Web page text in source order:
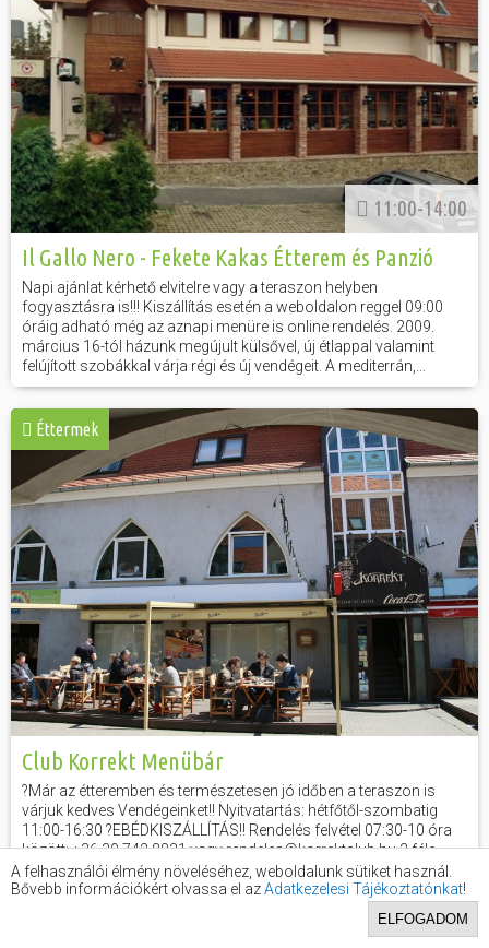
11:00-14:00
Il Gallo Nero - Fekete Kakas Étterem és Panzió
Napi ajánlat kérhető elvitelre vagy a teraszon helyben
fogyasztásra is!!! Kiszállítás esetén a weboldalon reggel 09:00
óráig adható még az aznapi menüre is online rendelés. 2009.
március 16-tól házunk megújult külsővel, új étlappal valamint
felújított szobákkal várja régi és új vendégeit. A mediterrán,...
Éttermek
Club Korrekt Menübár
?Már az étteremben és természetesen jó időben a teraszon is
várjuk kedves Vendégeinket!! Nyitvatartás: hétfőtől-szombatig
11:00-16:30 ?EBÉDKISZÁLLÍTÁS!! Rendelés felvétel 07:30-10 óra
között: +36 30 742 8831 vagy rendeles@korrektclub.hu 2 féle
leves és 15 féle főétel közül választhatsz, szombaton is!...
A felhasználói élmény növeléséhez, weboldalunk sütiket használ.
Bővebb információkért olvassa el azAdatkezelesi Tájékoztatónkat!
ELFOGADOM